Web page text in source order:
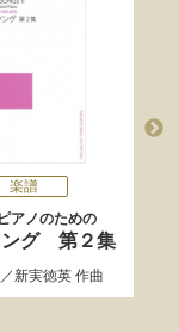
楽譜
アノのための
ング 第２集
新実徳英作曲